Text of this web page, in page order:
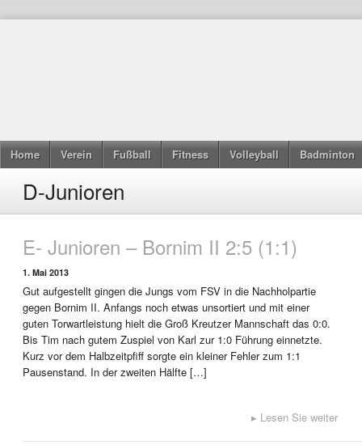
Home Verein Fußball Fitness Volleyball Badminton
D-Junioren
E- Junioren – Bornim II 2:5 (1:1)
1. Mai 2013
Gut aufgestellt gingen die Jungs vom FSV in die Nachholpartie
gegen Bornim II. Anfangs noch etwas unsortiert und mit einer
guten Torwartleistung hielt die Groß Kreutzer Mannschaft das 0:0.
Bis Tim nach gutem Zuspiel von Karl zur 1:0 Führung einnetzte.
Kurz vor dem Halbzeitpfiff sorgte ein kleiner Fehler zum 1:1
Pausenstand. In der zweiten Hälfte […]
▸ Lesen Sie weiter